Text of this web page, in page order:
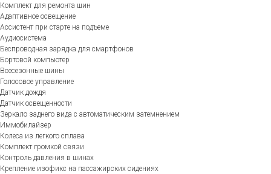
Комплект для ремонта шин
Адаптивное освещение
Ассистент при старте на подъеме
Аудиосистема
Беспроводная зарядка для смартфонов
Бортовой компьютер
Всесезонные шины
Голосовое управление
Датчик дождя
Датчик освещенности
Зеркало заднего вида с автоматическим затемнением
Иммобилайзер
Колеса из легкого сплава
Комплект громкой связи
Контроль давления в шинах
Крепление изофикс на пассажирских сидениях